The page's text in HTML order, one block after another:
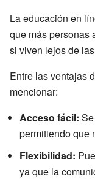
La educación en
que más personas
si viven lejos de
Entre las ventajas
mencionar:
Acceso fácil:
permitiendo que
Flexibilidad:
ya que la